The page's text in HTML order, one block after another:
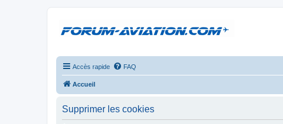
Accès rapide FAQ
Accueil
Supprimer les cookies